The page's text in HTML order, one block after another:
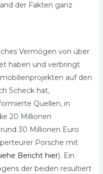
der Fakten ganz
Vermögen von über
haben und verbringt
auf den
Scheck hat,
Quellen, in
20 Millionen
30 Millionen Euro
Porsche mit
Bericht hier). Ein
der beiden resultiert